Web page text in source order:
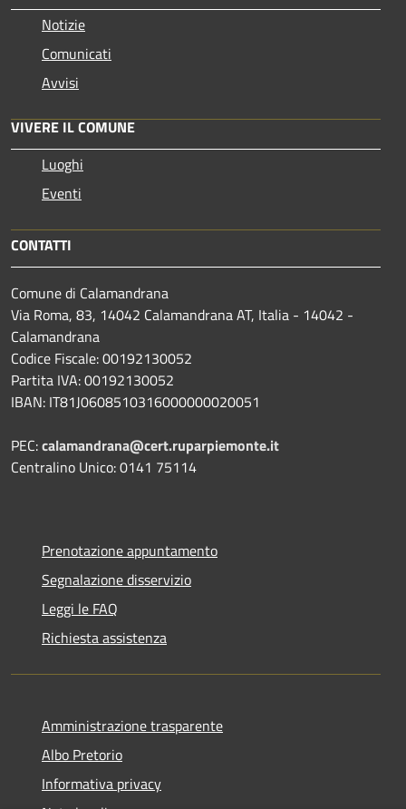
Notizie
Comunicati
Avvisi
VIVERE IL COMUNE
Luoghi
Eventi
CONTATTI
Comune di Calamandrana
Via Roma, 83, 14042 Calamandrana AT, Italia - 14042 -
Calamandrana
Codice Fiscale: 00192130052
Partita IVA: 00192130052
IBAN: IT81J0608510316000000020051
PEC:calamandrana@cert.ruparpiemonte.it
Centralino Unico: 0141 75114
Prenotazione appuntamento
Segnalazione disservizio
Leggi le FAQ
Richiesta assistenza
Amministrazione trasparente
Albo Pretorio
Informativa privacy